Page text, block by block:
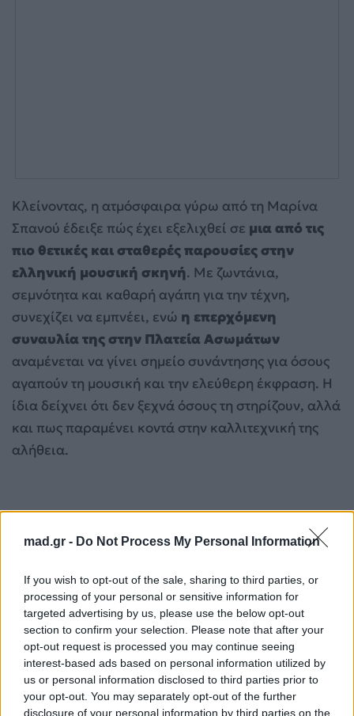
mad.gr - Do Not Process My Personal Information
If you wish to opt-out of the sale, sharing to third parties, or
processing of your personal or sensitive information for
targeted advertising by us, please use the below opt-out
section to confirm your selection. Please note that after your
opt-out request is processed you may continue seeing
interest-based ads based on personal information utilized by
us or personal information disclosed to third parties prior to
your opt-out. You may separately opt-out of the further
disclosure of your personal information by third parties on the
Κλείνοντας, η ατμόσφαιρα γύρω από τη Μαρίνα
Σπανού έδειξε πώς έχει εξελιχθεί σε μια από τις
πιο θετικές και σταθερές παρουσίες στην
ελληνική μουσική σκηνή. Με ζωντάνια,
σεμνότητα και καθαρή αγάπη για την τέχνη,
συνεχίζει να εμπνέει, ενώ η επερχόμενη
συναυλία της στην Πλατεία Ασωμάτων
αναμένεται να γίνει σημείο συνάντησης για όσους
αγαπούν τη μουσική και την ελεύθερη έκφραση. Η
ίδια δείχνει ότι δεν ξεχνά όσους τη στηρίζουν, αλλά
και πως παραμένει κοντά στην καλλιτεχνική της
αλήθεια.